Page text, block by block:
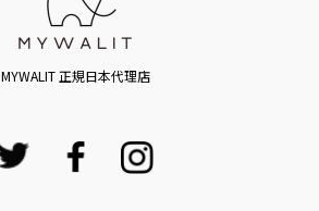
MYWALIT 正規日本代理店